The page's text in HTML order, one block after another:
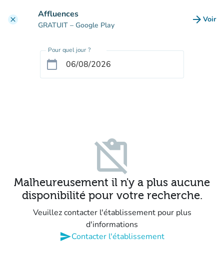
clear Affluences
GRATUIT – Google Play arrow_forward Voir
Pour quel jour ?
calendar_today
content_paste_off
Malheureusement il n'y a plus aucune
disponibilité pour votre recherche.
Veuillez contacter l'établissement pour plus
d'informations
sendContacter l'établissement